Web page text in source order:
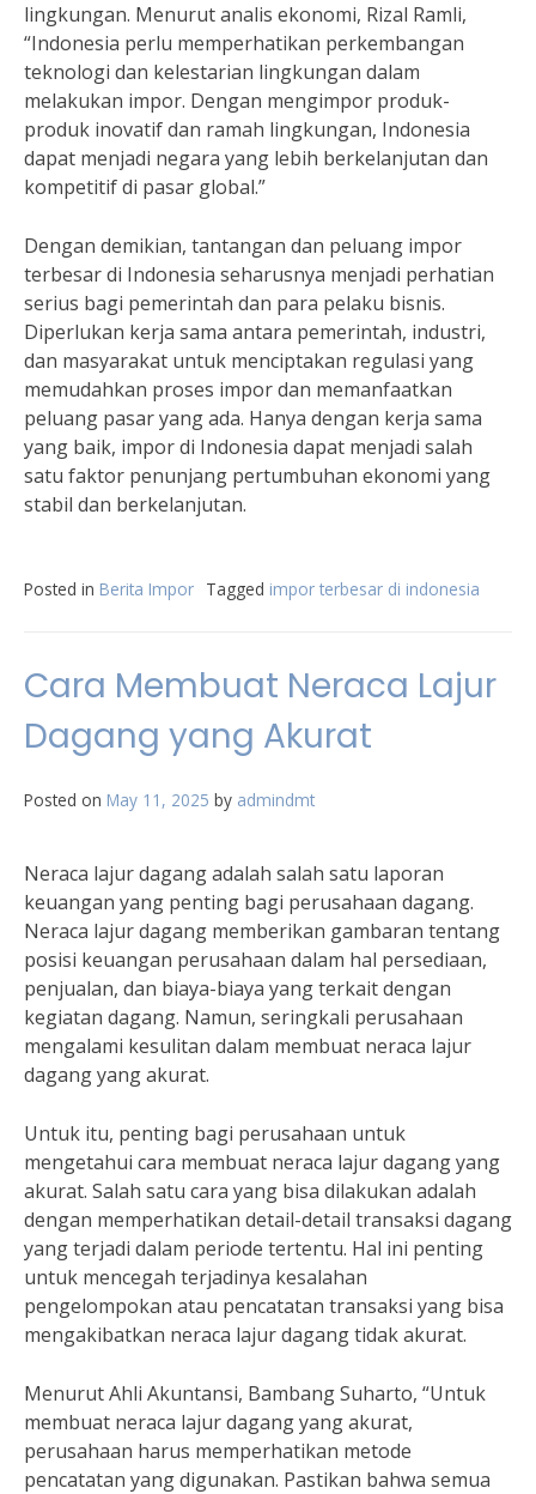
lingkungan. Menurut analis ekonomi, Rizal Ramli,
“Indonesia perlu memperhatikan perkembangan
teknologi dan kelestarian lingkungan dalam
melakukan impor. Dengan mengimpor produk-
produk inovatif dan ramah lingkungan, Indonesia
dapat menjadi negara yang lebih berkelanjutan dan
kompetitif di pasar global.”
Dengan demikian, tantangan dan peluang impor
terbesar di Indonesia seharusnya menjadi perhatian
serius bagi pemerintah dan para pelaku bisnis.
Diperlukan kerja sama antara pemerintah, industri,
dan masyarakat untuk menciptakan regulasi yang
memudahkan proses impor dan memanfaatkan
peluang pasar yang ada. Hanya dengan kerja sama
yang baik, impor di Indonesia dapat menjadi salah
satu faktor penunjang pertumbuhan ekonomi yang
stabil dan berkelanjutan.
Posted in Berita Impor Tagged impor terbesar di indonesia
Cara Membuat Neraca Lajur
Dagang yang Akurat
Posted on May 11, 2025 by admindmt
Neraca lajur dagang adalah salah satu laporan
keuangan yang penting bagi perusahaan dagang.
Neraca lajur dagang memberikan gambaran tentang
posisi keuangan perusahaan dalam hal persediaan,
penjualan, dan biaya-biaya yang terkait dengan
kegiatan dagang. Namun, seringkali perusahaan
mengalami kesulitan dalam membuat neraca lajur
dagang yang akurat.
Untuk itu, penting bagi perusahaan untuk
mengetahui cara membuat neraca lajur dagang yang
akurat. Salah satu cara yang bisa dilakukan adalah
dengan memperhatikan detail-detail transaksi dagang
yang terjadi dalam periode tertentu. Hal ini penting
untuk mencegah terjadinya kesalahan
pengelompokan atau pencatatan transaksi yang bisa
mengakibatkan neraca lajur dagang tidak akurat.
Menurut Ahli Akuntansi, Bambang Suharto, “Untuk
membuat neraca lajur dagang yang akurat,
perusahaan harus memperhatikan metode
pencatatan yang digunakan. Pastikan bahwa semua